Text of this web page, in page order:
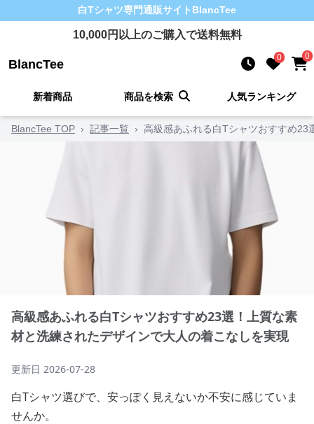
白Tシャツ専門通販サイト BlancTee
10,000円以上のご購入で送料無料
BlancTee 0 0
新着商品 商品を検索 人気ランキング
BlancTee TOP › 記事一覧 › 高級感あふれる白Tシャツおすすめ
高級感あふれる白Tシャツおすすめ23選！上質な素
材と洗練されたデザインで大人の着こなしを実現
更新日 2026-07-28
白Tシャツ選びで、安っぽく見えないか不安に感じていま
せんか。